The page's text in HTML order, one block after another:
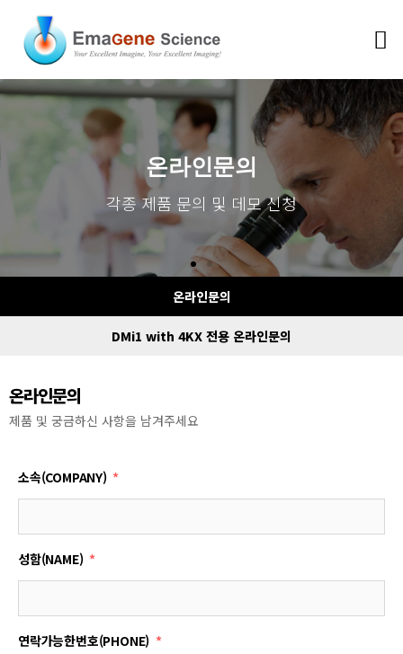
온라인문의
각종 제품 문의 및 데모 신청
ONLINE ENQUIRY
Apply for various product inquiries
and demonstrations
온라인문의
각종 제품 문의 및 데모 신청
ONLINE ENQUIRY
Apply for various product inquiries
and demonstrations
온라인문의
각종 제품 문의 및 데모 신청
ONLINE ENQUIRY
Apply for various product inquiries
and demonstrations
온라인문의
DMi1 with 4KX 전용 온라인문의
온라인문의
제품 및 궁금하신 사항을 남겨주세요
소속(COMPANY)
성함(NAME)
연락가능한번호(PHONE)